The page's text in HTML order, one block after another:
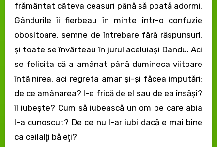
frământat câteva ceasuri până să poată adormi.
Gândurile îi fierbeau în minte într-o confuzie
obositoare, semne de întrebare fără răspunsuri,
şi toate se învârteau în jurul aceluiaşi Dandu. Aci
se felicita că a amânat până dumi­neca viitoare
întâlnirea, aci regreta amar şi-şi făcea imputări:
de ce amânarea? I-e frică de el sau de ea însăşi?
îl iubeşte? Cum să iubească un om pe care abia
l-a cunoscut? De ce nu l-ar iubi dacă e mai bine
ca ceilalţi băieţi?